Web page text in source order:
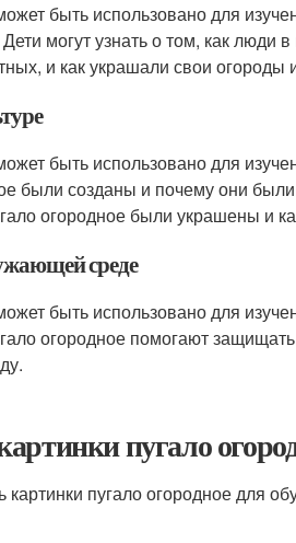
быть использовано для
могут узнать о том, как
и как украшали свои огороды
быть использовано для
были созданы и почему они
огородное были украшены и
среде
быть использовано для
огородное помогают
пугало
пугало огородное для